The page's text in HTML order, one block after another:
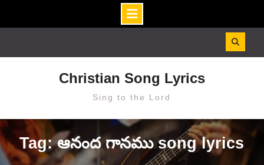
Christian Song Lyrics
Sing to the Lord
Tag: ఆనంద గానము song lyrics